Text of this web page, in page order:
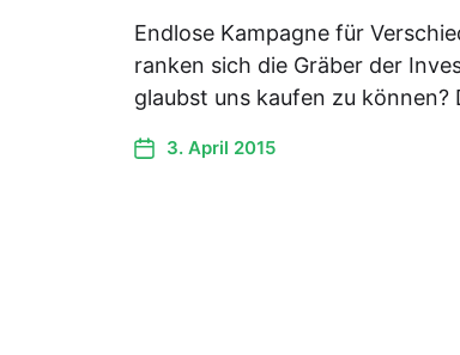
Endlose Kampagne für
ranken sich die Gräber der
glaubst uns kaufen zu können?
3. April 2015